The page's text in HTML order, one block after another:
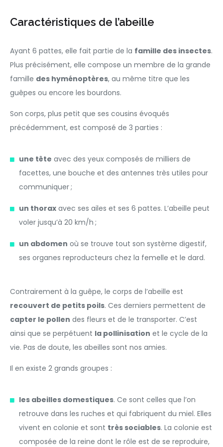
Caractéristiques de l’abeille
Ayant 6 pattes, elle fait partie de la famille des insectes.
Plus précisément, elle compose un membre de la grande
famille des hyménoptères, au même titre que les
guêpes ou encore les bourdons.
Son corps, plus petit que ses cousins évoqués
précédemment, est composé de 3 parties :
une tête avec des yeux composés de milliers de
facettes, une bouche et des antennes très utiles pour
communiquer ;
un thoraxavec ses ailes et ses 6 pattes. L’abeille peut
voler jusqu’à 20 km/h ;
un abdomen où se trouve tout son système digestif,
ses organes reproducteurs chez la femelle et le dard.
Contrairement à la guêpe, le corps de l’abeille est
recouvert de petits poils. Ces derniers permettent de
capter le pollen des fleurs et de le transporter. C’est
ainsi que se perpétuent la pollinisation et le cycle de la
vie. Pas de doute, les abeilles sont nos amies.
Il en existe 2 grands groupes :
les abeilles domestiques. Ce sont celles que l’on
retrouve dans les ruches et qui fabriquent du miel. Elles
vivent en colonie et sont très sociables. La colonie est
composée de la reine dont le rôle est de se reproduire,